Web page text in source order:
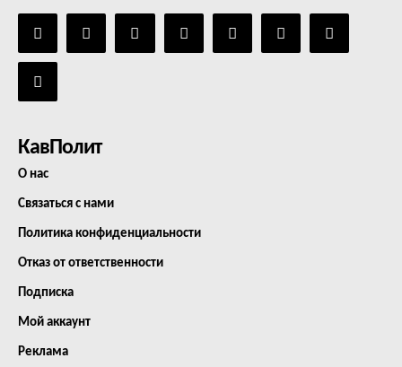
КавПолит
О нас
Связаться с нами
Политика конфиденциальности
Отказ от ответственности
Подписка
Мой аккаунт
Реклама